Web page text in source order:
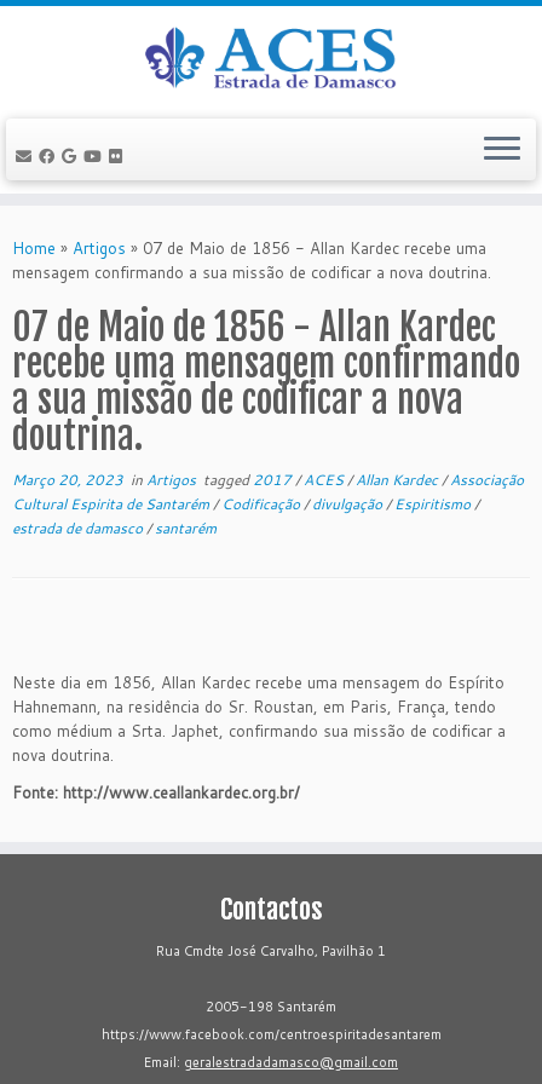
to
content
Home » Artigos » 07 de Maio de 1856 - Allan Kardec recebe uma
mensagem confirmando a sua missão de codificar a nova doutrina.
07 de Maio de 1856 - Allan Kardec
recebe uma mensagem confirmando
a sua missão de codificar a nova
doutrina.
Março 20, 2023 in Artigos tagged2017/ACES/Allan Kardec/Associação
Cultural Espirita de Santarém/Codificação/divulgação/Espiritismo/
estrada de damasco/santarém
Neste dia em 1856, Allan Kardec recebe uma mensagem do Espírito
Hahnemann, na residência do Sr. Roustan, em Paris, França, tendo
como médium a Srta. Japhet, confirmando sua missão de codificar a
nova doutrina.
Fonte: http://www.ceallankardec.org.br/
Contactos
Rua Cmdte José Carvalho, Pavilhão 1
2005-198 Santarém
https://www.facebook.com/centroespiritadesantarem
Email: geralestradadamasco@gmail.com